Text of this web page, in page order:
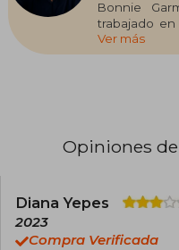
Bonnie
trabajado en
tecnológico.
crítica y el
perro 99.
Ver más
Opiniones
Diana Yepes
2023
Compra Verificada